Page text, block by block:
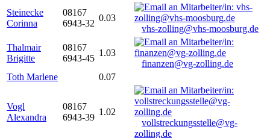
Steinecke
Corinna
08167
6943-32
0.03
vhs-zolling@vhs-moosburg.de
Thalmair
Brigitte
08167
6943-45
1.03
finanzen@vg-zolling.de
Toth Marlene
0.07
Vogl
Alexandra
08167
6943-39
1.02
vollstreckungsstelle@vg-
zolling.de